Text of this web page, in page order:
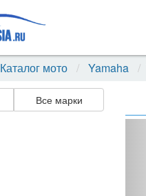
Каталог мото Yamaha
Все марки